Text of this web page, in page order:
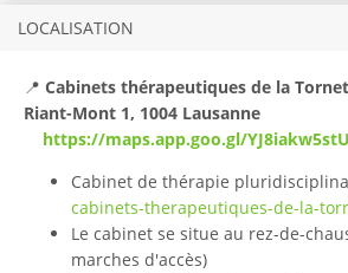
LOCALISATION
📍 Cabinets thérapeutiques de la
Riant-Mont 1, 1004 Lausanne
https://maps.app.goo.gl/
Cabinet de thérapie
cabinets-therapeutiques-de-la-
Le cabinet se situe au rez-de-
marches d'accès)